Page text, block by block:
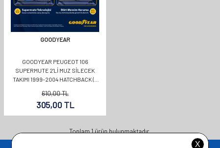
GOODYEAR
GOODYEAR PEUGEOT 106
SUPERMUTE 2'LI MUZ SILECEK
TAKIMI 1999-2004 HATCHBACK (5
610,00TL
305,00TL
Toplam1ürün bulunmaktadır.